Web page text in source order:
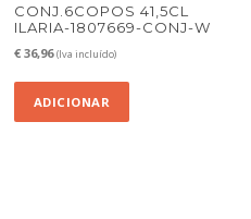
CONJ.6COPOS 41,5CL
ILARIA-1807669-CONJ-W
€ 36,96 (Iva incluído)
ADICIONAR